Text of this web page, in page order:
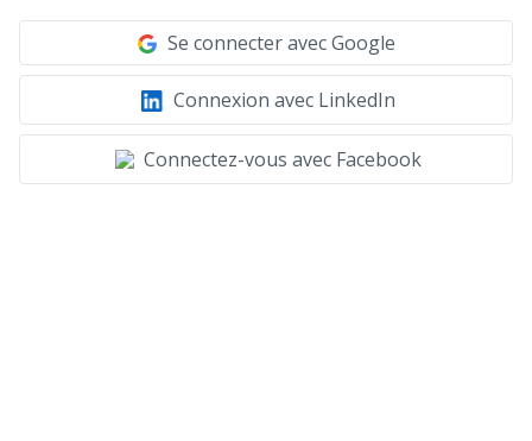
Se connecter avec Google
Connexion avec LinkedIn
Connectez-vous avec Facebook